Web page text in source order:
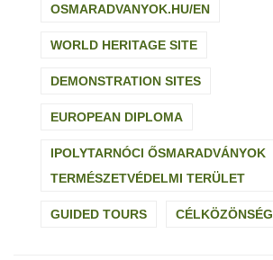
OSMARADVANYOK.HU/EN
WORLD HERITAGE SITE
DEMONSTRATION SITES
EUROPEAN DIPLOMA
IPOLYTARNÓCI ŐSMARADVÁNYOK
TERMÉSZETVÉDELMI TERÜLET
GUIDED TOURS CÉLKÖZÖNSÉG